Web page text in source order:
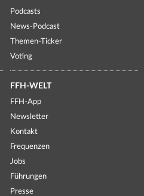
Podcasts
News-Podcast
Themen-Ticker
Voting
FFH-WELT
FFH-App
Newsletter
Kontakt
Frequenzen
Jobs
Führungen
Presse